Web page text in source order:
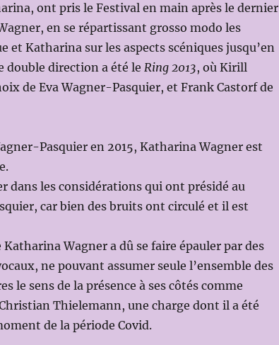
ont pris le Festival en main après le dernier
en se répartissant grosso modo les
et Katharina sur les aspects scéniques jusqu’en
double direction a été le Ring 2013, où Kirill
de Eva Wagner-Pasquier, et Frank Castorf de
Pasquier en 2015, Katharina Wagner est
dans les considérations qui ont présidé au
car bien des bruits ont circulé et il est
Wagner a dû se faire épauler par des
ne pouvant assumer seule l’ensemble des
le sens de la présence à ses côtés comme
Thielemann, une charge dont il a été
de la période Covid.